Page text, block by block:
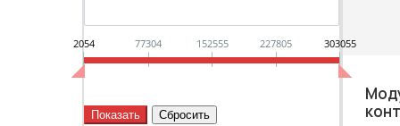
2054 77304 152555 227805 303055